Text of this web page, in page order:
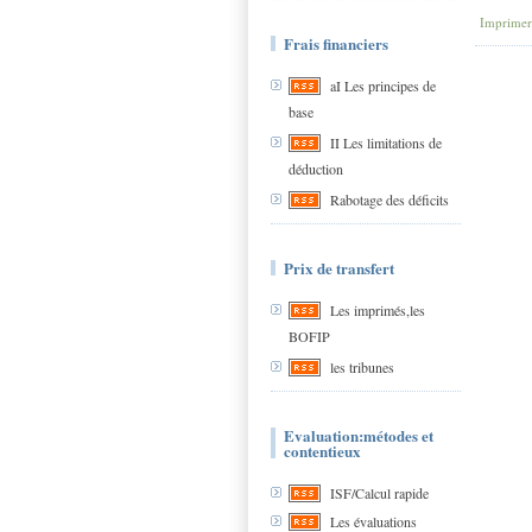
Frais financiers
aI Les principes de
base
II Les limitations de
déduction
Rabotage des déficits
Prix de transfert
Les imprimés,les
BOFIP
les tribunes
Evaluation:métodes et
contentieux
ISF/Calcul rapide
Les évaluations
Imprimer